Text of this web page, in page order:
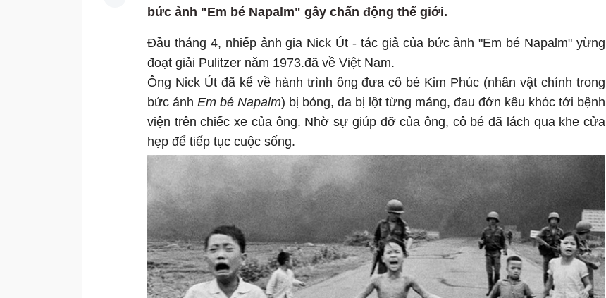
bức ảnh "Em bé Napalm" gây chấn động thế giới.
Đầu tháng 4, nhiếp ảnh gia Nick Út - tác giả của bức ảnh "Em bé Napalm" yừng
đoạt giải Pulitzer năm 1973.đã về Việt Nam.
Ông Nick Út đã kể về hành trình ông đưa cô bé Kim Phúc (nhân vật chính trong
bức ảnh Em bé Napalm) bị bỏng, da bị lột từng mảng, đau đớn kêu khóc tới bệnh
viện trên chiếc xe của ông. Nhờ sự giúp đỡ của ông, cô bé đã lách qua khe cửa
hẹp để tiếp tục cuộc sống.